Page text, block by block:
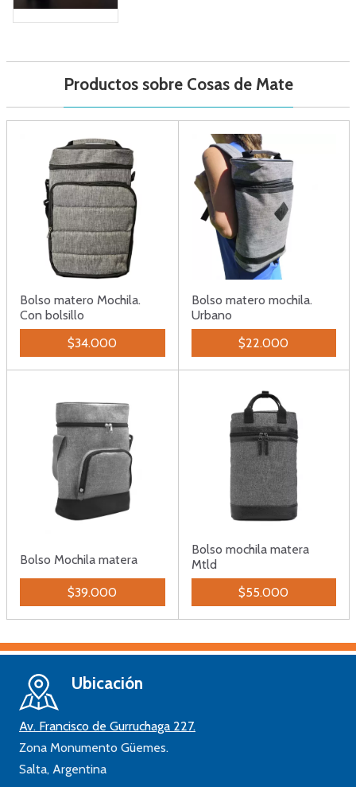
Productos sobre Cosas de Mate
Bolso matero Mochila.
Con bolsillo
$34.000
Bolso matero mochila.
Urbano
$22.000
Bolso Mochila matera
$39.000
Bolso mochila matera
Mtld
$55.000
Ubicación
Av. Francisco de Gurruchaga 227.
Zona Monumento Güemes.
Salta, Argentina